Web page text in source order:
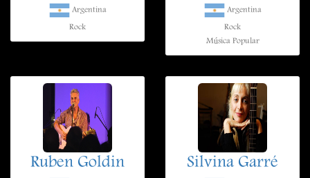
Argentina
Rock
Argentina
Rock
Música Popular
Ruben Goldin Silvina Garré